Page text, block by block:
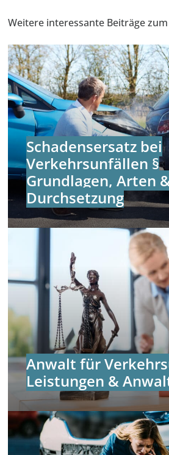
Weitere interessante Beiträge
Schadensersatz bei
Verkehrsunfällen §
Grundlagen, Arten
Durchsetzung
Anwalt für
Leistungen &